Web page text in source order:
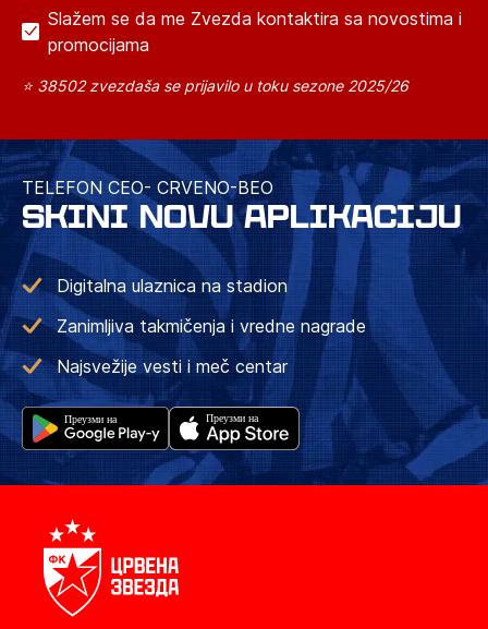
Slažem se da me Zvezda kontaktira sa novostima i
promocijama
⭐ 38502 zvezdaša se prijavilo u toku sezone 2025/26
TELEFON CEO- CRVENO-BEO
SKINI NOVU APLIKACIJU
Digitalna ulaznica na stadion
Zanimljiva takmičenja i vredne nagrade
Najsvežije vesti i meč centar